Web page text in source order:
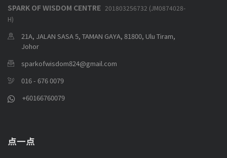
SPARK OF WISDOM CENTRE 201803256732 (JM0874028-
H)
21A, JALAN SASA 5, TAMAN GAYA, 81800, Ulu Tiram,
Johor
sparkofwisdom824@gmail.com
016 - 676 0079
+60166760079
点一点